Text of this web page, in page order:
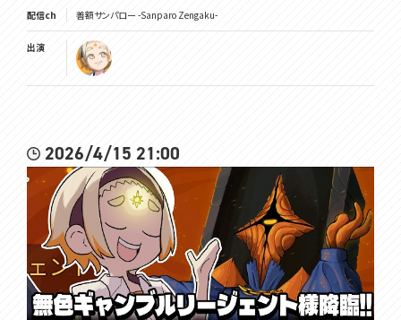
配信ch 善額サンパロー -Sanparo Zengaku-
出演
2026/4/15 21:00